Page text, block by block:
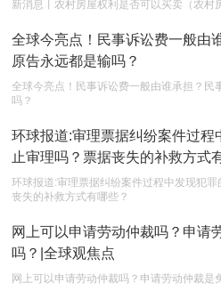
你好 我需要申请去美国结婚的签
2023-05-04
代理权的产生原因是什么？当我
的企业委托外贸公司进出口贸易
权利和责任是什么？
2023-05-04
新消息丨农村房屋权利是否可以买卖（农村
全球今亮点！民事诉讼费一般由
原告永远都是输吗？
全球今亮点！民事诉讼费一般由谁承担？民
吗？
环球报道:审理票据纠纷案件过程
止审理吗？票据丧失的补救方式
环球报道:审理票据纠纷案件过程中发现犯
丧失的补救方式有哪些？
网上可以申请劳动仲裁吗？申请
吗？|全球观焦点
网上可以申请劳动仲裁吗？申请劳动仲裁是